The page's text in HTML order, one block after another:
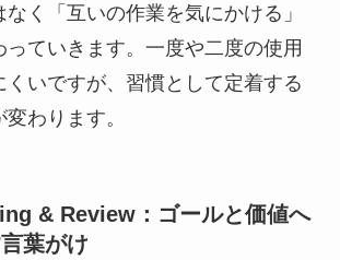
く「互いの作業を気にかける」
っていきます。一度や二度の使用
くいですが、習慣として定着する
わります。
& Review：ゴールと価値へ
葉がけ